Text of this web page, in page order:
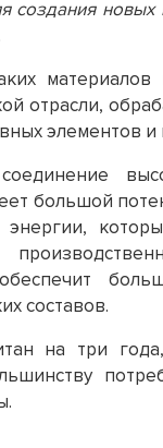
создания
отрасли,
элементов и
большой
энергии,
составов.
на три